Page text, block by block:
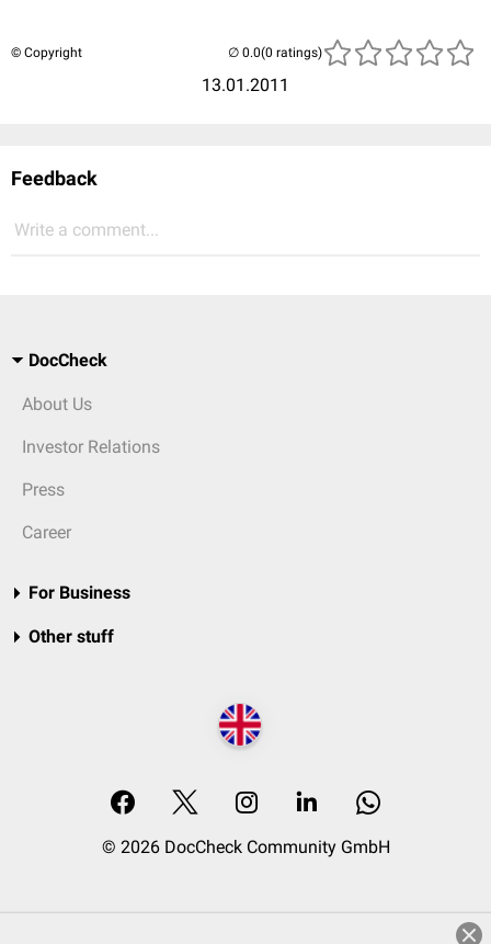
© Copyright
13.01.2011
(0 ratings)
Feedback
Write a comment...
DocCheck
About Us
Investor Relations
Press
Career
For Business
Other stuff
© 2026 DocCheck Community GmbH